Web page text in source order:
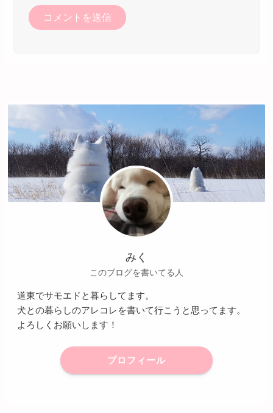
みく
このブログを書いてる人
道東でサモエドと暮らしてます。
犬との暮らしのアレコレを書いて行こうと思ってます。
よろしくお願いします！
プロフィール